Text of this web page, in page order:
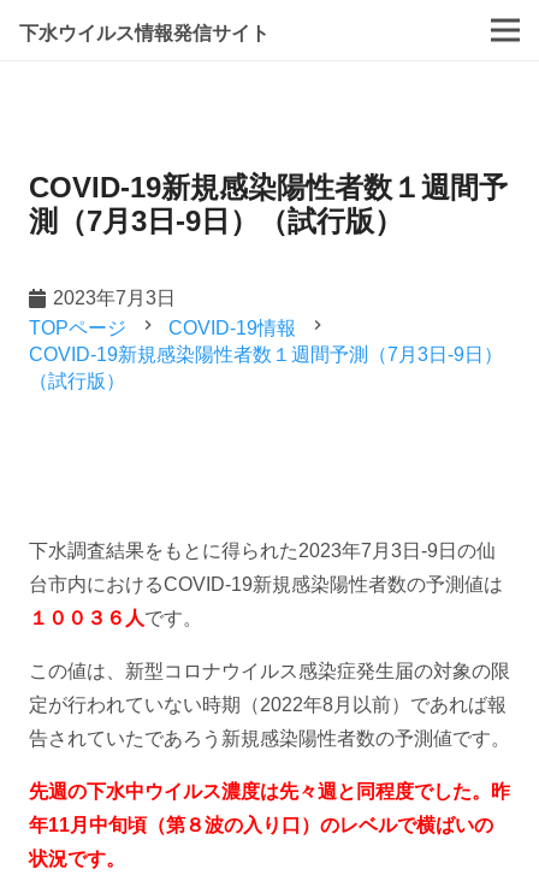
下水ウイルス情報発信サイト
COVID-19新規感染陽性者数１週間予
測（7月3日-9日）（試行版）
2023年7月3日
TOPページ
navigate_next COVID-19情報 navigate_next
COVID-19新規感染陽性者数１週間予測（7月3日-9日）
（試行版）
下水調査結果をもとに得られた2023年7月3日-9日の仙
台市内におけるCOVID-19新規感染陽性者数の予測値は
１００３６人です。
この値は、新型コロナウイルス感染症発生届の対象の限
定が行われていない時期（2022年8月以前）であれば報
告されていたであろう新規感染陽性者数の予測値です。
先週の下水中ウイルス濃度は先々週と同程度でした。昨
年11月中旬頃（第８波の入り口）のレベルで横ばいの
状況です。